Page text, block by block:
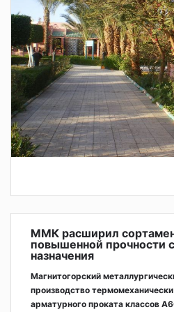
ММК расширил
повышенной прочности
назначения
Магнитогорский
производство
арматурного проката классов